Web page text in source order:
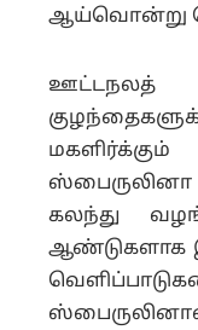
ஆய்வொன்று
ஸ்பைருலினா
கலந்து
ஆண்டுகளாக